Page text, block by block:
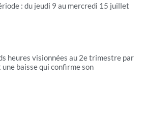
: du jeudi 9 au mercredi 15 juillet
heures visionnées au 2e trimestre par
une baisse qui confirme son